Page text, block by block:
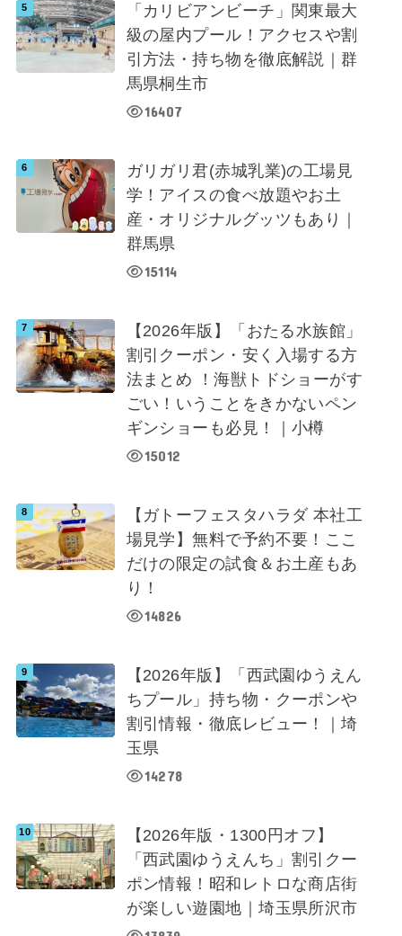
「カリビアンビーチ」関東最大
級の屋内プール！アクセスや割
引方法・持ち物を徹底解説｜群
馬県桐生市
16407
ガリガリ君(赤城乳業)の工場見
学！アイスの食べ放題やお土
産・オリジナルグッツもあり｜
群馬県
15114
【2026年版】「おたる水族館」
割引クーポン・安く入場する方
法まとめ ！海獣トドショーがす
ごい！いうことをきかないペン
ギンショーも必見！｜小樽
15012
【ガトーフェスタハラダ 本社工
場見学】無料で予約不要！ここ
だけの限定の試食＆お土産もあ
り！
14826
【2026年版】「西武園ゆうえん
ちプール」持ち物・クーポンや
割引情報・徹底レビュー！｜埼
玉県
14278
【2026年版・1300円オフ】
「西武園ゆうえんち」割引クー
ポン情報！昭和レトロな商店街
が楽しい遊園地｜埼玉県所沢市